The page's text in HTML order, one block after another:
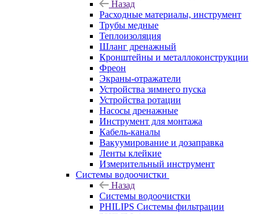
Назад
Расходные материалы, инструмент
Трубы медные
Теплоизоляция
Шланг дренажный
Кронштейны и металлоконструкции
Фреон
Экраны-отражатели
Устройства зимнего пуска
Устройства ротации
Насосы дренажные
Инструмент для монтажа
Кабель-каналы
Вакуумирование и дозаправка
Ленты клейкие
Измерительный инструмент
Системы водоочистки
Назад
Системы водоочистки
PHILIPS Системы фильтрации